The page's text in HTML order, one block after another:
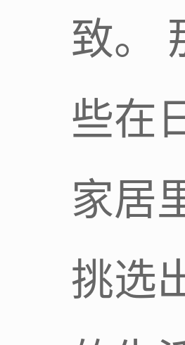
致。
些在
家居
挑选